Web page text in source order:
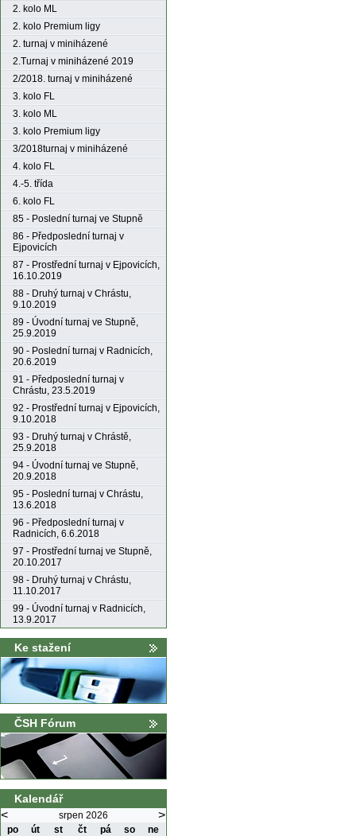
2. kolo ML
2. kolo Premium ligy
2. turnaj v miniházené
2.Turnaj v miniházené 2019
2/2018. turnaj v miniházené
3. kolo FL
3. kolo ML
3. kolo Premium ligy
3/2018turnaj v miniházené
4. kolo FL
4.-5. třída
6. kolo FL
85 - Poslední turnaj ve Stupně
86 - Předposlední turnaj v
Ejpovicích
87 - Prostřední turnaj v Ejpovicích,
16.10.2019
88 - Druhý turnaj v Chrástu,
9.10.2019
89 - Úvodní turnaj ve Stupně,
25.9.2019
90 - Poslední turnaj v Radnicích,
20.6.2019
91 - Předposlední turnaj v
Chrástu, 23.5.2019
92 - Prostřední turnaj v Ejpovicích,
9.10.2018
93 - Druhý turnaj v Chrástě,
25.9.2018
94 - Úvodní turnaj ve Stupně,
20.9.2018
95 - Poslední turnaj v Chrástu,
13.6.2018
96 - Předposlední turnaj v
Radnicích, 6.6.2018
97 - Prostřední turnaj ve Stupně,
20.10.2017
98 - Druhý turnaj v Chrástu,
11.10.2017
99 - Úvodní turnaj v Radnicích,
13.9.2017
Ke stažení
ČSH Fórum
Kalendář
< srpen 2026 >
po út st čt pá so
ne